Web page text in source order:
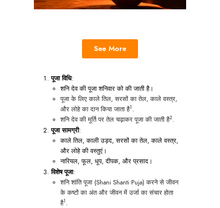
See More
पूजा विधि:
शनि देव की पूजा शनिवार को की जाती है।
पूजा के लिए काले तिल, सरसों का तेल, काले वस्त्र,
और लोहे का दान किया जाता है1.
शनि देव की मूर्ति पर तेल चढ़ाकर पूजा की जाती है2.
पूजा सामग्री:
काले तिल, काली उड़द, सरसों का तेल, काले वस्त्र,
और लोहे की वस्तुएं।
नारियल, फूल, धूप, दीपक, और प्रसाद।
विशेष पूजा:
शनि शांति पूजा (Shani Shanti Puja) करने से जीवन
के कष्टों का अंत और जीवन में उर्जा का संचार होता
है1.